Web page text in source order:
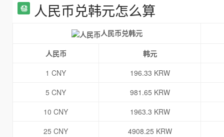
人民币兑韩元怎么算
人民币兑韩元
人民币
韩元
1 CNY
196.33 KRW
5 CNY
981.65 KRW
10 CNY
1963.3 KRW
25 CNY
4908.25 KRW